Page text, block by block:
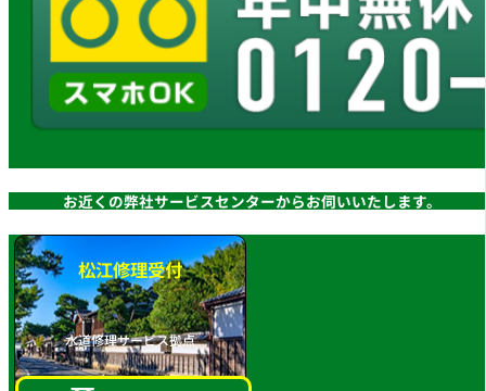
お近くの弊社サービスセンターからお伺いいたします。
松江修理受付
水道修理サービス拠点